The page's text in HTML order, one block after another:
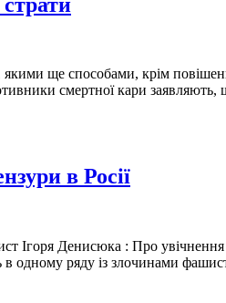
якими ще способами, крім
смертної кари
в Росії
Ігоря Денисюка : Про
одному ряду із злочинами